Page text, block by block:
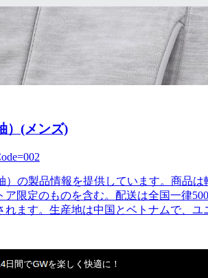
）(メンズ)
の製品情報を提供しています。商品
限定のものを含む。配送は全国一律
ます。生産地は中国とベトナムで、ユ